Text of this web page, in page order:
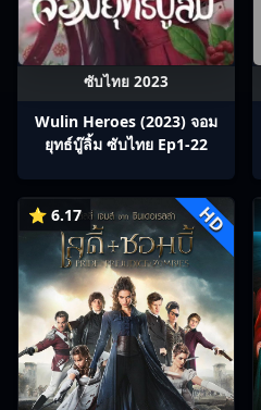
ซับไทย 2023
Wulin Heroes (2023) จอม
ยุทธ์บู๊ลิ้ม ซับไทย Ep1-22
⭐ 6.17 HD